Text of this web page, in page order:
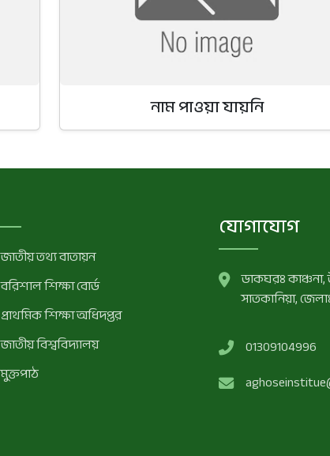
নাম পাওয়া যায়নি
জাতীয় তথ্য বাতায়ন
বরিশাল শিক্ষা বোর্ড
প্রাথমিক শিক্ষা অধিদপ্তর
জাতীয় বিশ্ববিদ্যালয়
মুক্তপাঠ
যোগাযোগ
ডাকঘরঃ
সাতকানিয়া,
01309104996